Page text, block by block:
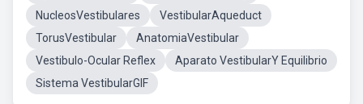
NucleosVestibulares
VestibularAqueduct
TorusVestibular
AnatomiaVestibular
Vestibulo-Ocular Reflex
Aparato VestibularY Equilibrio
Sistema VestibularGIF